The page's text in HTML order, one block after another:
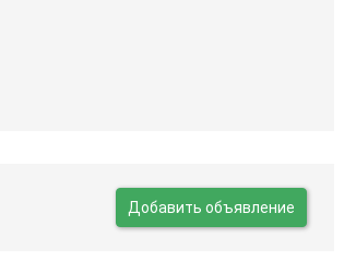
Добавить объявление